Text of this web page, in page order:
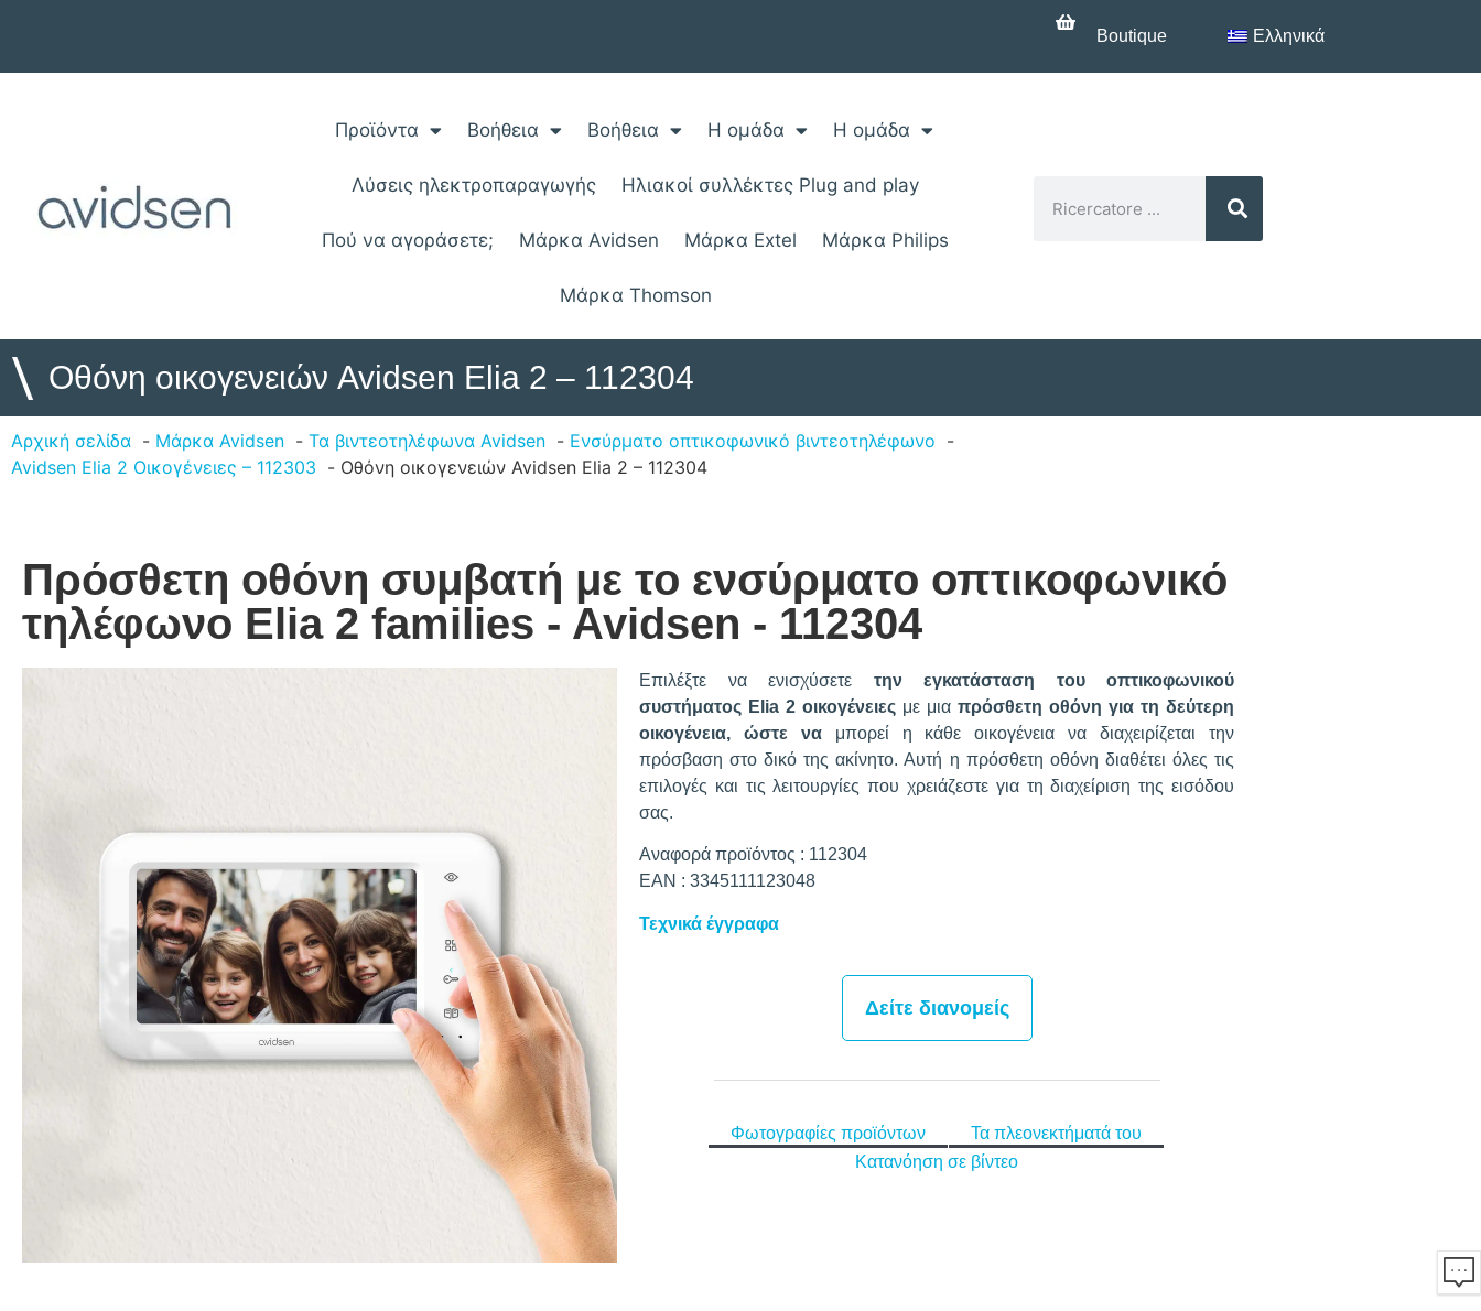
Boutique Ελληνικά
Προϊόντα Βοήθεια Βοήθεια Η ομάδα Η ομάδα
Λύσεις ηλεκτροπαραγωγής Ηλιακοί συλλέκτες Plug and play
Πού να αγοράσετε; Μάρκα Avidsen Μάρκα Extel Μάρκα Philips
Μάρκα Thomson
\ Οθόνη οικογενειών Avidsen Elia 2 – 112304
Αρχική σελίδα Μάρκα Avidsen Τα βιντεοτηλέφωνα Avidsen
Ενσύρματο οπτικοφωνικό βιντεοτηλέφωνο
Avidsen Elia 2 Οικογένειες – 112303
Οθόνη οικογενειών Avidsen Elia 2 – 112304
Πρόσθετη οθόνη συμβατή με το ενσύρματο οπτικοφωνικό
τηλέφωνο Elia 2 families - Avidsen - 112304
Επιλέξτε να ενισχύσετε την εγκατάσταση του οπτικοφωνικού
συστήματος Elia 2 οικογένειες με μια πρόσθετη οθόνη για τη δεύτερη
οικογένεια, ώστε ναμπορεί η κάθε οικογένεια να διαχειρίζεται την
πρόσβαση στο δικό της ακίνητο. Αυτή η πρόσθετη οθόνη διαθέτει όλες τις
επιλογές και τις λειτουργίες που χρειάζεστε για τη διαχείριση της εισόδου
σας.
Αναφορά προϊόντος : 112304
EAN : 3345111123048
Τεχνικά έγγραφα
Δείτε διανομείς
Φωτογραφίες προϊόντων
Τα πλεονεκτήματά του
Κατανόηση σε βίντεο